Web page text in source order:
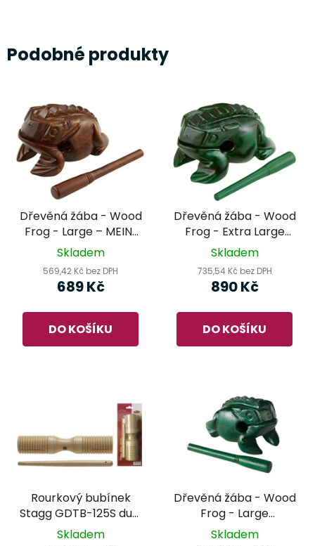
Podobné produkty
Dřevěná žába - Wood
Frog - Large – MEINL
Percussion
Skladem
569,42 Kč bez DPH
689 Kč
DO KOŠÍKU
Dřevěná žába - Wood
Frog - Extra Large
(NINO516GR) – NINO
Skladem
735,54 Kč bez DPH
890 Kč
DO KOŠÍKU
Rourkový bubínek
Stagg GDTB-125S dual
tick tone
Skladem
Dřevěná žába - Wood
Frog - Large
(NINO515GR) – NINO
Skladem